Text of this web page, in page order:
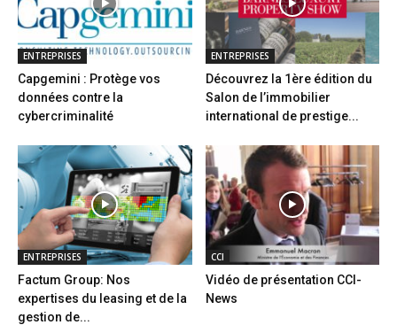
ENTREPRISES
Capgemini : Protège vos
données contre la
cybercriminalité
ENTREPRISES
Découvrez la 1ère édition du
Salon de l’immobilier
international de prestige...
ENTREPRISES
Factum Group: Nos
expertises du leasing et de la
gestion de...
CCI
Vidéo de présentation CCI-
News